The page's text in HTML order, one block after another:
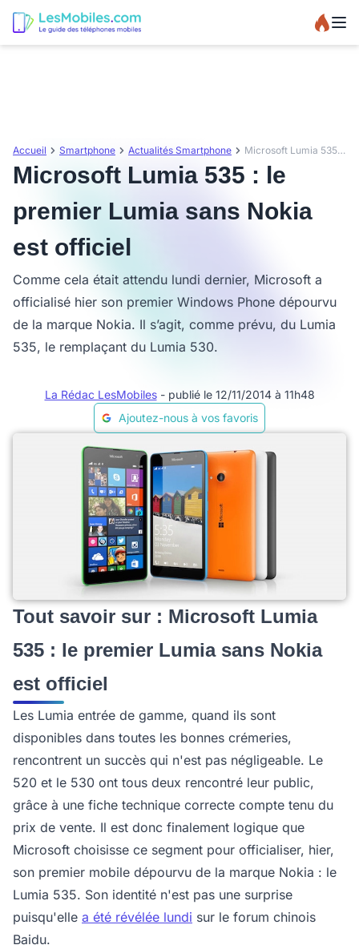
Accueil Smartphone Actualités Smartphone Microsoft Lumia 535 : le premier Lumia sans Nokia est officiel
Microsoft Lumia 535 : le
premier Lumia sans Nokia
est officiel
Comme cela était attendu lundi dernier, Microsoft a
officialisé hier son premier Windows Phone dépourvu
de la marque Nokia. Il s’agit, comme prévu, du Lumia
535, le remplaçant du Lumia 530.
La Rédac LesMobiles - publié le 12/11/2014 à 11h48
Ajoutez-nous à vos favoris
Tout savoir sur : Microsoft Lumia
535 : le premier Lumia sans Nokia
est officiel
Les Lumia entrée de gamme, quand ils sont
disponibles dans toutes les bonnes crémeries,
rencontrent un succès qui n'est pas négligeable. Le
520 et le 530 ont tous deux rencontré leur public,
grâce à une fiche technique correcte compte tenu du
prix de vente. Il est donc finalement logique que
Microsoft choisisse ce segment pour officialiser, hier,
son premier mobile dépourvu de la marque Nokia : le
Lumia 535. Son identité n'est pas une surprise
puisqu'elle a été révélée lundi sur le forum chinois
Baidu.